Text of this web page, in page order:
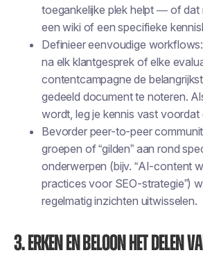
toegankelijke plek helpt — of dat
een wiki of een specifieke
Definieer eenvoudige
na elk klantgesprek of elke
contentcampagne de
gedeeld document te noteren.
wordt, leg je kennis vast
Bevorder peer-to-peer
groepen of “gilden” aan rond
onderwerpen (bijv. “AI-content
practices voor SEO-strategie”)
regelmatig inzichten uitwisselen.
3. Erken en beloon het delen